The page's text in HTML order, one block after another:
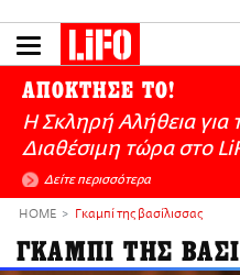
ΕΙΔΗΣΕΙΣ
CULTURE
ΑΠΟΨΕΙΣ
ΤΡΟΠΟΣ ΖΩΗΣ
PODCASTS
Plus
ΑΠΟΚΤΗΣΕ ΤΟ!
Η Σκληρή Αλήθεια
Διαθέσιμη τώρα στo
Δείτε περισσότερα
HOME Γκαμπί της βασίλισσας
ΓΚΑΜΠΙ ΤΗΣ